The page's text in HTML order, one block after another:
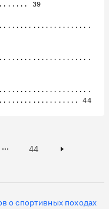
39
.................................................... 44
Page
44
о спортивных походах